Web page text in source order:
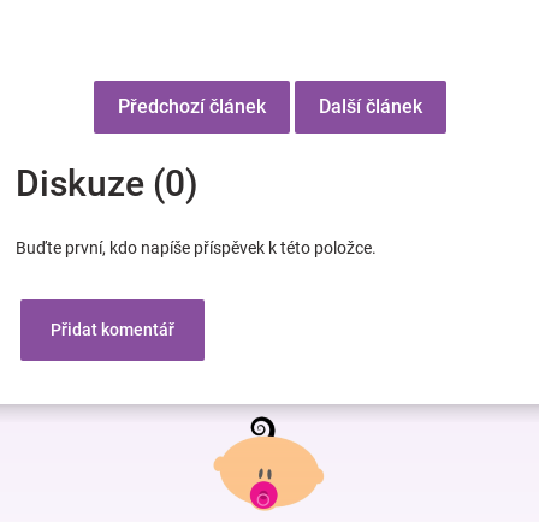
Předchozí článek Další článek
Diskuze (0)
Buďte první, kdo napíše příspěvek k této položce.
Přidat komentář
Z